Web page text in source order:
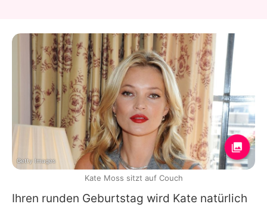
Ihren runden Geburtstag wird Kate natürlich
Getty Images
Kate Moss sitzt auf Couch